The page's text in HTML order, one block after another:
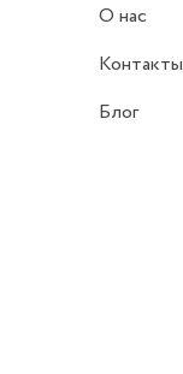
О нас
Контакты
Блог